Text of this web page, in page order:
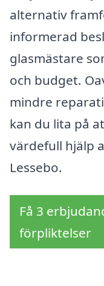
alternativ
informerad
glasmästare
och budget.
mindre
kan du lita på
värdefull hjälp
Lessebo.
Få 3
förpliktelser